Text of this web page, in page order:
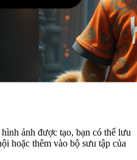
ảnh được tạo, bạn có thể lưu
hoặc thêm vào bộ sưu tập của